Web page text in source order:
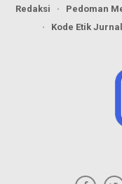
Redaksi Pedoman
Kode Etik